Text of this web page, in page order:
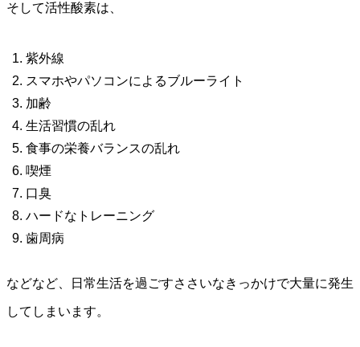
そして活性酸素は、
紫外線
スマホやパソコンによるブルーライト
加齢
生活習慣の乱れ
食事の栄養バランスの乱れ
喫煙
口臭
ハードなトレーニング
歯周病
などなど、日常生活を過ごすささいなきっかけで大量に発生
してしまいます。